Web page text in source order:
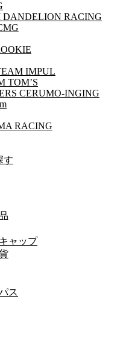
DANDELION RACING
IMPUL
TOM’S
CERUMO-INGING
RACING
す
ャップ
ス